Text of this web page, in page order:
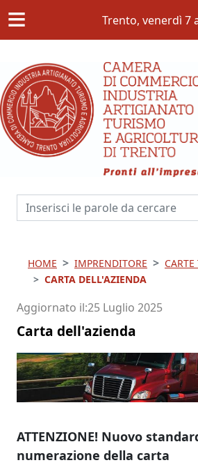
≡ Trento, venerdì 7
HOME IMPRENDITORE
CARTA DELL'AZIENDA
Aggiornato il 25 Luglio 2025
Carta dell'azienda
ATTENZIONE! Nuovo
numerazione della carta